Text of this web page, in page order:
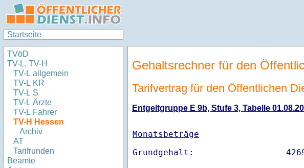
Startseite
TVöD
TV-L, TV-H
TV-L allgemein
TV-L KR
TV-L S
TV-L Ärzte
TV-L Fahrer
TV-H Hessen
Archiv
AT
Tarifrunden
Beamte
Gehaltsrechner für den
Tarifvertrag für den Öffentlichen
Entgeltgruppe E 9b, Stufe 3, Tabelle
Monatsbeträge